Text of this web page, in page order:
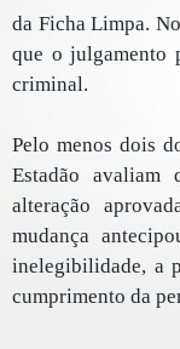
da Ficha Limpa.
que o julgamento
criminal.
Pelo menos dois
Estadão
alteração
mudança
inelegibilidade, a
cumprimento da